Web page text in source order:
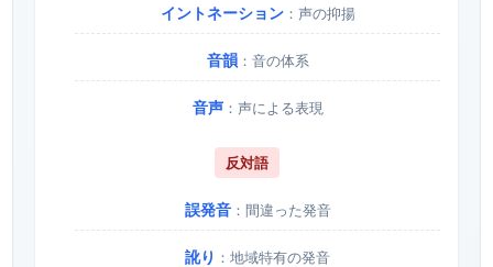
イントネーション：声の抑揚
音韻：音の体系
音声：声による表現
反対語
誤発音：間違った発音
訛り ：地域特有の発音